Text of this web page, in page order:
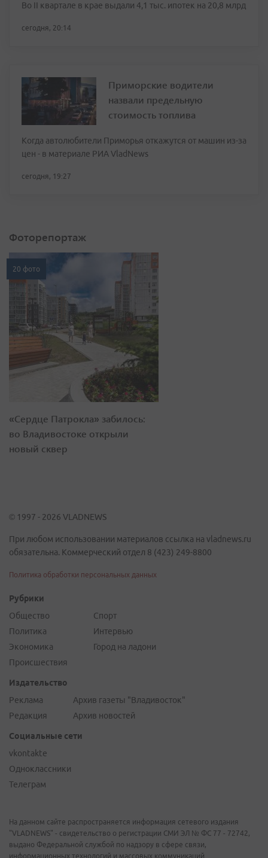
Во II квартале в крае выдали 4,1 тыс. ипотек на 20,8 млрд
сегодня, 20:14
Приморские водители
назвали предельную
стоимость топлива
Когда автолюбители Приморья откажутся от машин из-за
цен - в материале РИА VladNews
сегодня, 19:27
Фоторепортаж
20 фото
«Сердце Патрокла» забилось:
во Владивостоке открыли
новый сквер
© 1997 - 2026 VLADNEWS
При любом использовании материалов ссылка на vladnews.ru
обязательна. Коммерческий отдел 8 (423) 249-8800
Политика обработки персональных данных
Рубрики
Общество
Политика
Экономика
Происшествия
Спорт
Интервью
Город на ладони
Издательство
Реклама
Редакция
Архив газеты "Владивосток"
Архив новостей
Социальные сети
vkontakte
Одноклассники
Телеграм
На данном сайте распространяется информация сетевого издания
"VLADNEWS" - свидетельство о регистрации СМИ ЭЛ № ФС 77 - 72742,
выдано Федеральной службой по надзору в сфере связи,
информационных технологий и массовых коммуникаций